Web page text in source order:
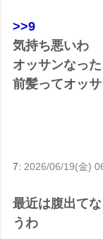
>>9
気持ち悪いわ
オッサンなっ
前髪ってオッ
7:2026/06/19(金)
最近は腹出て
うわ